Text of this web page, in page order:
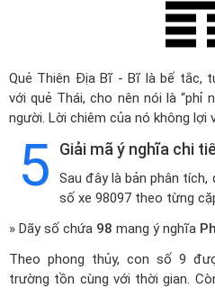
Quẻ Thiên Địa Bĩ - Bĩ là bế tắc,
với quẻ Thái, cho nên nói là “phỉ
người. Lời chiêm của nó không lợi
5 Giải mã ý nghĩa chi
Sau đây là bản phân
số xe 98097 theo từng
» Dãy số chứa 98 mang ý nghĩa
Theo phong thủy, con số 9
trường tồn cùng với thời gian.